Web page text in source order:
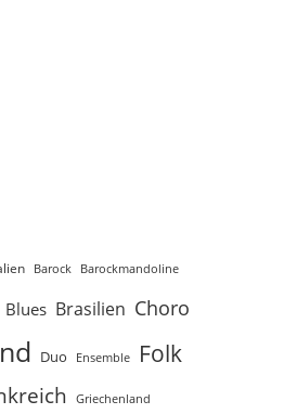
Barock Barockmandoline
Blues Brasilien Choro
Duo Ensemble Folk
Griechenland